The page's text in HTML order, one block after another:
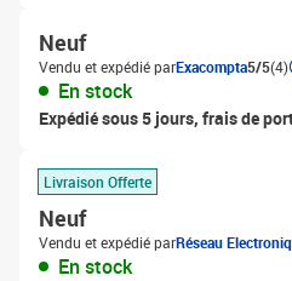
Neuf
Vendu et expédié parExacompta5/5(4)
En stock
Expédié sous 5 jours, frais de
Livraison Offerte
Neuf
Vendu et expédié parRéseau
En stock